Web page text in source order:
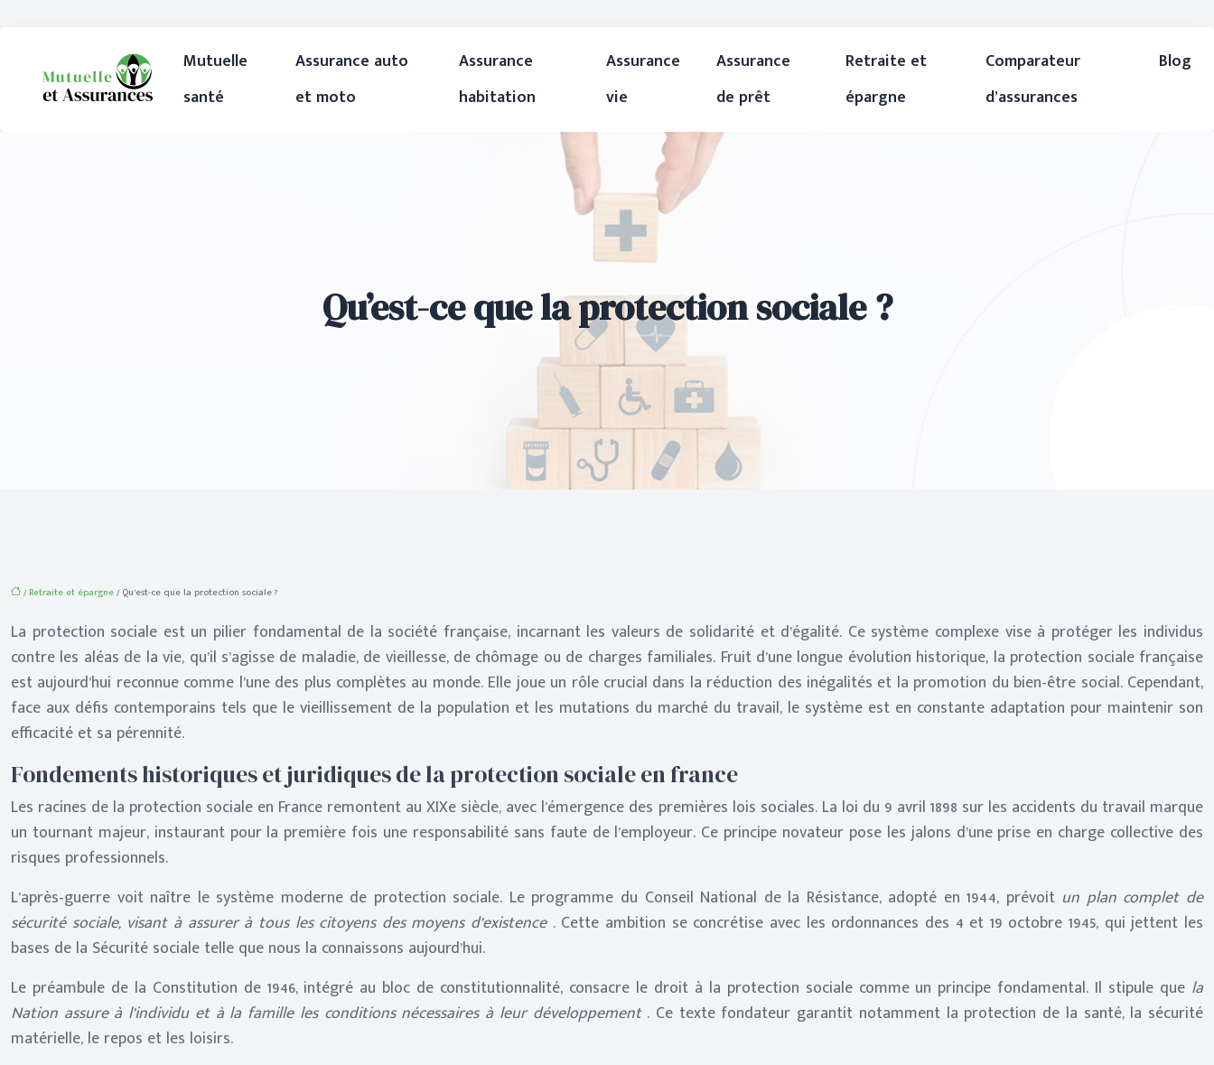
Mutuelle
santé
Assurance auto
et moto
Assurance
habitation
Assurance
vie
Assurance
de prêt
Retraite et
épargne
Comparateur
d’assurances
Blog
Qu’est-ce que la protection sociale ?
/Retraite et épargne/ Qu’est-ce que la protection sociale ?
La protection sociale est un pilier fondamental de la société française, incarnant les valeurs de solidarité et d’égalité. Ce système complexe vise à protéger les individus
contre les aléas de la vie, qu’il s’agisse de maladie, de vieillesse, de chômage ou de charges familiales. Fruit d’une longue évolution historique, la protection sociale française
est aujourd’hui reconnue comme l’une des plus complètes au monde. Elle joue un rôle crucial dans la réduction des inégalités et la promotion du bien-être social. Cependant,
face aux défis contemporains tels que le vieillissement de la population et les mutations du marché du travail, le système est en constante adaptation pour maintenir son
efficacité et sa pérennité.
Fondements historiques et juridiques de la protection sociale en france
Les racines de la protection sociale en France remontent au XIXe siècle, avec l’émergence des premières lois sociales. La loi du 9 avril 1898 sur les accidents du travail marque
un tournant majeur, instaurant pour la première fois une responsabilité sans faute de l’employeur. Ce principe novateur pose les jalons d’une prise en charge collective des
risques professionnels.
L’après-guerre voit naître le système moderne de protection sociale. Le programme du Conseil National de la Résistance, adopté en 1944, prévoit un plan complet de
sécurité sociale, visant à assurer à tous les citoyens des moyens d’existence . Cette ambition se concrétise avec les ordonnances des 4 et 19 octobre 1945, qui jettent les
bases de la Sécurité sociale telle que nous la connaissons aujourd’hui.
Le préambule de la Constitution de 1946, intégré au bloc de constitutionnalité, consacre le droit à la protection sociale comme un principe fondamental. Il stipule que la
Nation assure à l’individu et à la famille les conditions nécessaires à leur développement . Ce texte fondateur garantit notamment la protection de la santé, la sécurité
matérielle, le repos et les loisirs.